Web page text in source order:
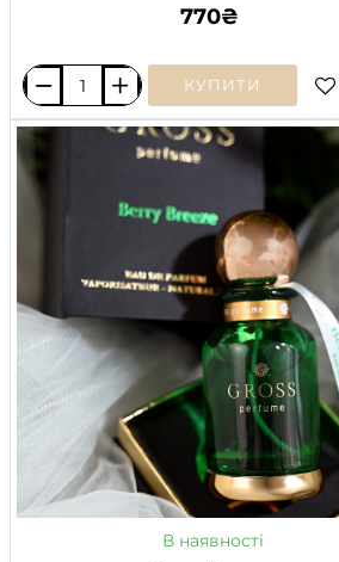
770₴
ANGEL’S
SHARE
/KILIAN
КУПИТИ
В наявності